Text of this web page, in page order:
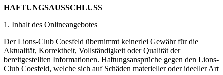
HAFTUNGSAUSSCHLUSS
1. Inhalt des Onlineangebotes
Der Lions-Club Coesfeld übernimmt keinerlei Gewähr für die
Aktualität, Korrektheit, Vollständigkeit oder Qualität der
bereitgestellten Informationen. Haftungsansprüche gegen den Lions-
Club Coesfeld, welche sich auf Schäden materieller oder ideeller Art